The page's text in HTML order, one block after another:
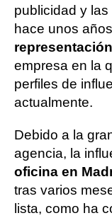
publicidad y
hace unos
representación
empresa en la
perfiles de
actualmente.
Debido a la
agencia, la
oficina en
tras varios
lista, como ha